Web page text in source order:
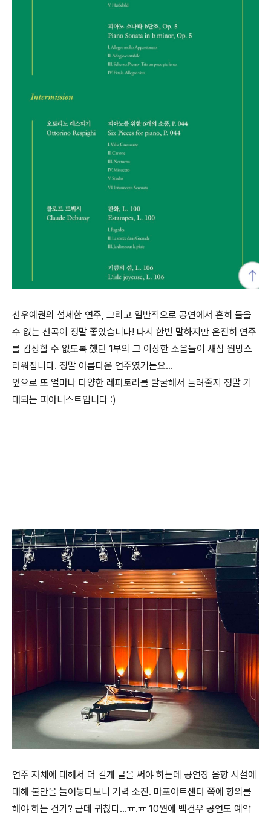
선우예권의 섬세한 연주, 그리고 일반적으로 공연에서 흔히 들을
수 없는 선곡이 정말 좋았습니다! 다시 한번 말하지만 온전히 연주
를 감상할 수 없도록 했던 1부의 그 이상한 소음들이 새삼 원망스
러워집니다. 정말 아름다운 연주였거든요...
앞으로 또 얼마나 다양한 레퍼토리를 발굴해서 들려줄지 정말 기
대되는 피아니스트입니다 :)
연주 자체에 대해서 더 길게 글을 써야 하는데 공연장 음향 시설에
대해 불만을 늘어놓다보니 기력 소진. 마포아트센터 쪽에 항의를
해야 하는 건가? 근데 귀찮다...ㅠ.ㅠ 10월에 백건우 공연도 예약